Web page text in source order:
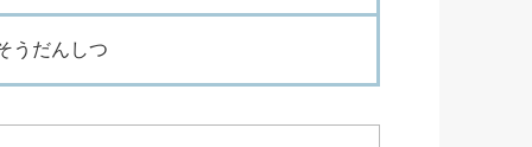
うだんしつ